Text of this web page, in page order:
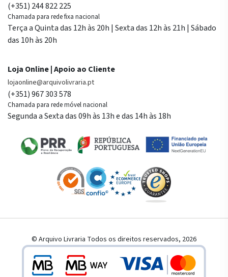
(+351) 244 822 225
Chamada para rede fixa nacional
Terça a Quinta das 12h às 20h | Sexta das 12h às 21h | Sábado
das 10h às 20h
Loja Online | Apoio ao Cliente
lojaonline@arquivolivraria.pt
(+351) 967 303 578
Chamada para rede móvel nacional
Segunda a Sexta das 09h às 13h e das 14h às 18h
© Arquivo Livraria Todos os direitos reservados, 2026